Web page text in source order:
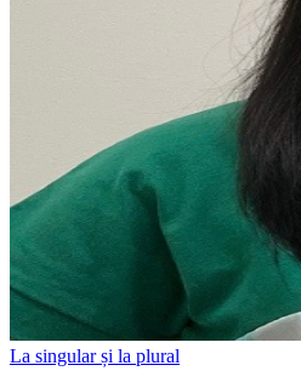
La singular și la plural